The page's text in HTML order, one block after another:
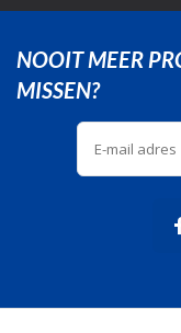
NOOIT MEER
MISSEN?